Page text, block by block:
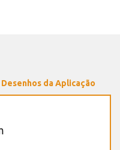
Desenhos da Aplicação